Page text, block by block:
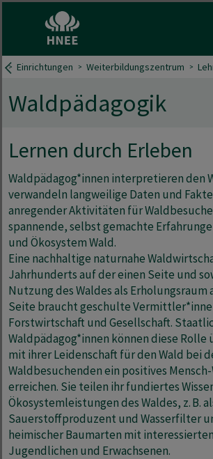
Einrichtungen Weiterbildungszentrum
Waldpädagogik
Lernen durch Erleben
Waldpädagog*innen interpretieren den
verwandeln langweilige Daten und
anregender Aktivitäten für
spannende, selbst gemachte
und Ökosystem Wald.
Eine nachhaltige naturnahe
Jahrhunderts auf der einen Seite und
Nutzung des Waldes als Erholungsraum
Seite braucht geschulte
Forstwirtschaft und Gesellschaft.
Waldpädagog*innen können diese Rolle
mit ihrer Leidenschaft für den Wald bei
Waldbesuchenden ein positives
erreichen. Sie teilen ihr fundiertes
Ökosystemleistungen des Waldes, z. B.
Sauerstoffproduzent und Wasserfilter
heimischer Baumarten mit
Jugendlichen und Erwachsenen.